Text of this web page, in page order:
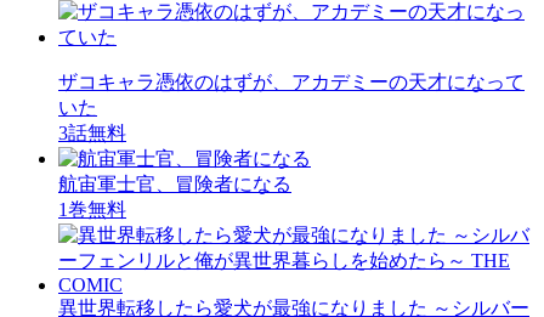
ザコキャラ憑依のはずが、アカデミーの天才になって
いた
3話無料
航宙軍士官、冒険者になる
1巻無料
異世界転移したら愛犬が最強になりました ～シルバー